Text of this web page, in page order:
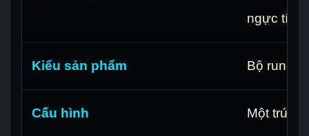
ngực tích
Kiểu sản phẩm Bộ rung
Cấu hình Một trứng